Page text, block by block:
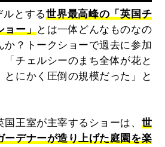
ルとする世界最高峰の「英国チ
ョー」とは一体どんなものなの
か？トークショーで過去に参加
「チェルシーのまち全体が花と
とにかく圧倒の規模だった」と
王室が主宰するショーは、 世
ーデナーが造り上げた庭園を楽